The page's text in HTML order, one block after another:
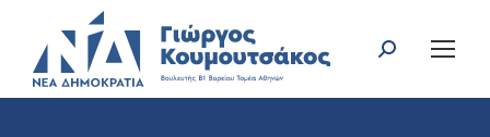
Search: